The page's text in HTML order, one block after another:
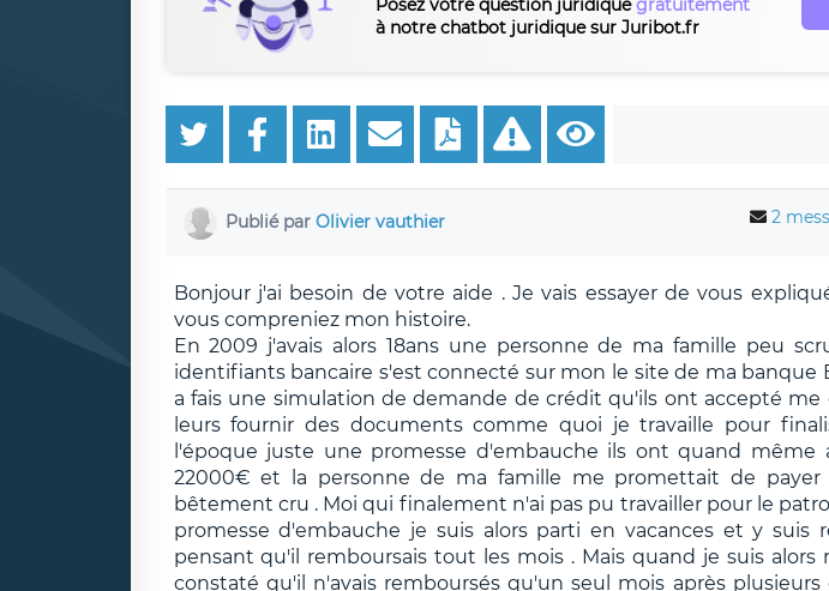
Posez votre question juridiquegratuitement
à notre chatbot juridique sur Juribot.fr
Publié par Olivier vauthier 2
Bonjour j'ai besoin de votre aide . Je vais essayer de vous
vous compreniez mon histoire.
En 2009 j'avais alors 18ans une personne de ma famille peu
identifiants bancaire s'est connecté sur mon le site de ma banque
a fais une simulation de demande de crédit qu'ils ont accepté
leurs fournir des documents comme quoi je travaille pour
l'époque juste une promesse d'embauche ils ont quand même
22000€ et la personne de ma famille me promettait de
bêtement cru . Moi qui finalement n'ai pas pu travailler pour le
promesse d'embauche je suis alors parti en vacances et y suis
pensant qu'il remboursais tout les mois . Mais quand je suis alors
constaté qu'il n'avais remboursés qu'un seul mois après plusieurs